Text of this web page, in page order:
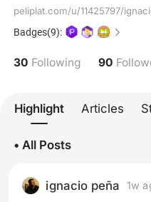
peliplat.com/u/11425797/
Badges(9):
30 Following 90
Highlight Articles
• All Posts
ignacio peña 1w